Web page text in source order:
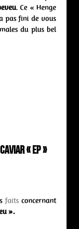
. Ce « Henge
pas fini de vous
du plus bel
« ep »
faits concernant
».